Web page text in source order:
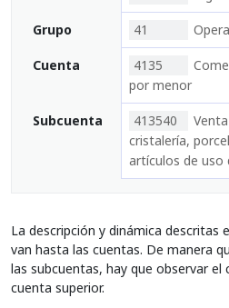
Grupo 41
Cuenta 4135
por menor
Subcuenta 413540
cristalería,
artículos de uso
La descripción y dinámica descritas
van hasta las cuentas. De manera
las subcuentas, hay que observar
cuenta superior.